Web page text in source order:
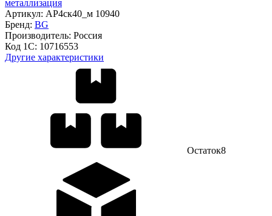
металлизация
Артикул: АР4ск40_м 10940
Бренд: BG
Производитель: Россия
Код 1С: 10716553
Другие характеристики
Остаток8